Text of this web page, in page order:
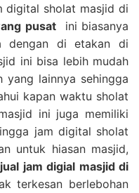
digital sholat masjid di
pusatini biasanya
dengan di etakan di
ini bisa lebih mudah
lainnya sehingga
kapan waktu sholat
ini juga memiliki
jam digital sholat
untuk hiasan masjid,
jual jam digial masjid di
terkesan berlebohan